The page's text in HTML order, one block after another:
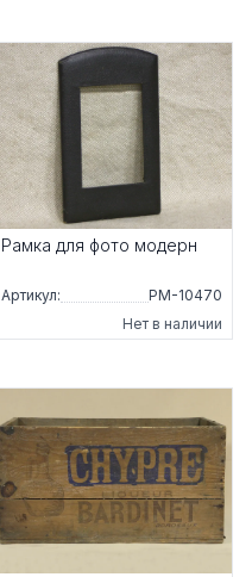
Рамка для фото модерн
Артикул:
РМ-10470
Нет в наличии